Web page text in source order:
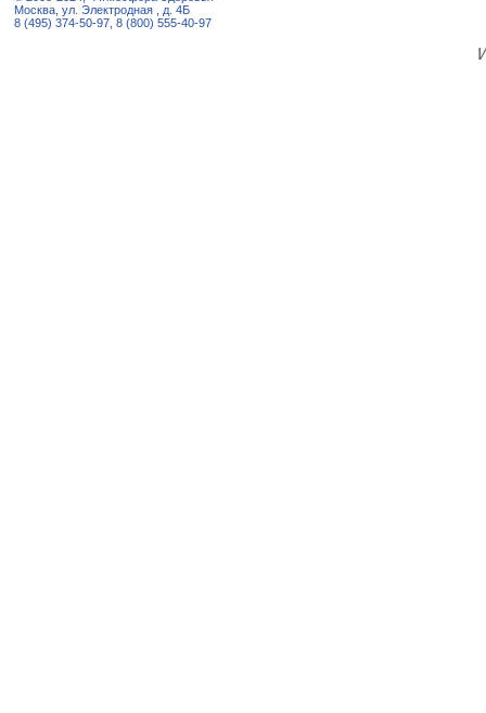
Москва, ул. Электродная , д. 4Б
8 (495) 374-50-97, 8 (800) 555-40-97